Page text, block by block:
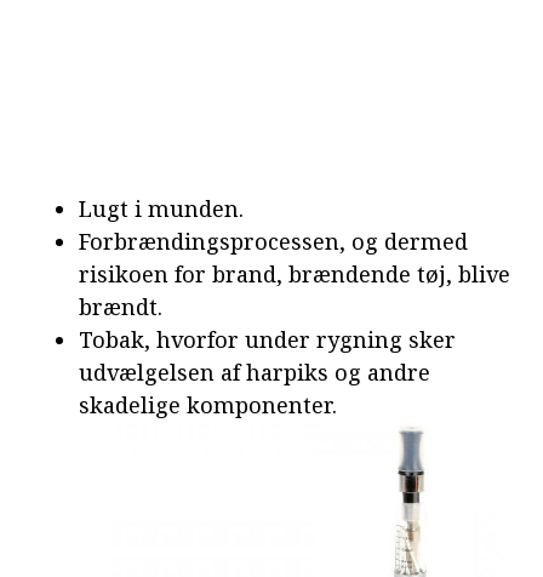
Lugt i munden.
Forbrændingsprocessen, og dermed
risikoen for brand, brændende tøj, blive
brændt.
Tobak, hvorfor under rygning sker
udvælgelsen af harpiks og andre
skadelige komponenter.